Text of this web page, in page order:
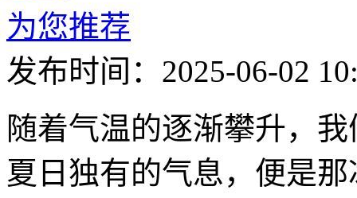
为您推荐
发布时间：2025-06-02
随着气温的逐渐攀升，
夏日独有的气息，便是